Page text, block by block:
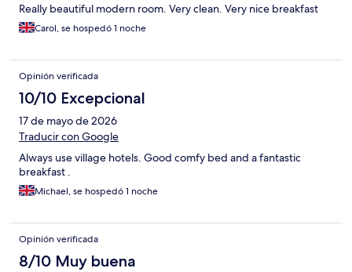
Really beautiful modern room. Very clean. Very nice breakfast
Carol, se hospedó 1 noche
Opinión verificada
10/10 Excepcional
17 de mayo de 2026
Traducir con Google
Always use village hotels. Good comfy bed and a fantastic
breakfast .
Michael, se hospedó 1 noche
Opinión verificada
8/10 Muy buena